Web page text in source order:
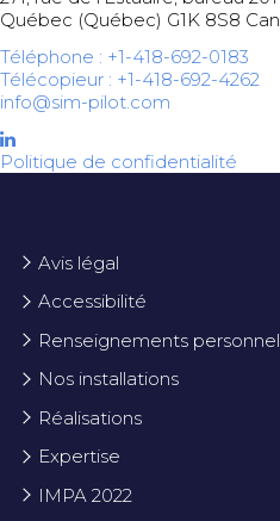
Québec (Québec) G1K 8S8
Téléphone : +1-418-692-0183
Télécopieur : +1-418-692-4262
info@sim-pilot.com
Politique de confidentialité
Avis légal
Accessibilité
Renseignements
Nos installations
Réalisations
Expertise
IMPA 2022